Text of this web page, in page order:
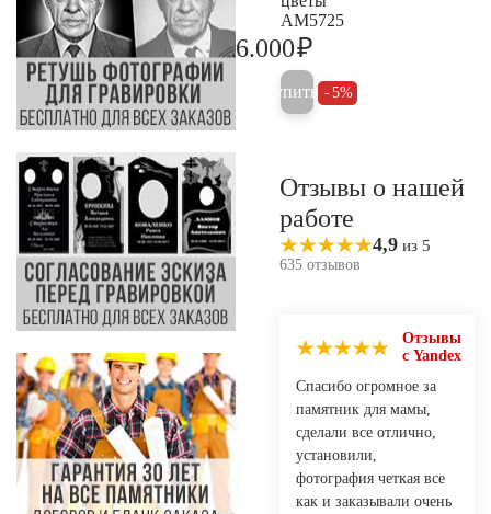
AM5725
6.000₽
Купить 5%
Отзывы о нашей
работе
4,9 из 5
635 отзывов
Отзывы
с Yandex
Спасибо огромное за
памятник для мамы,
сделали все отлично,
установили,
фотография четкая все
как и заказывали очень